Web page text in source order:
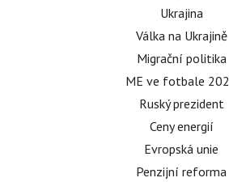
Ukrajina
Válka na Ukrajině
Migrační politika
ME ve fotbale
Ruský prezident
Ceny energií
Evropská unie
Penzijní reforma